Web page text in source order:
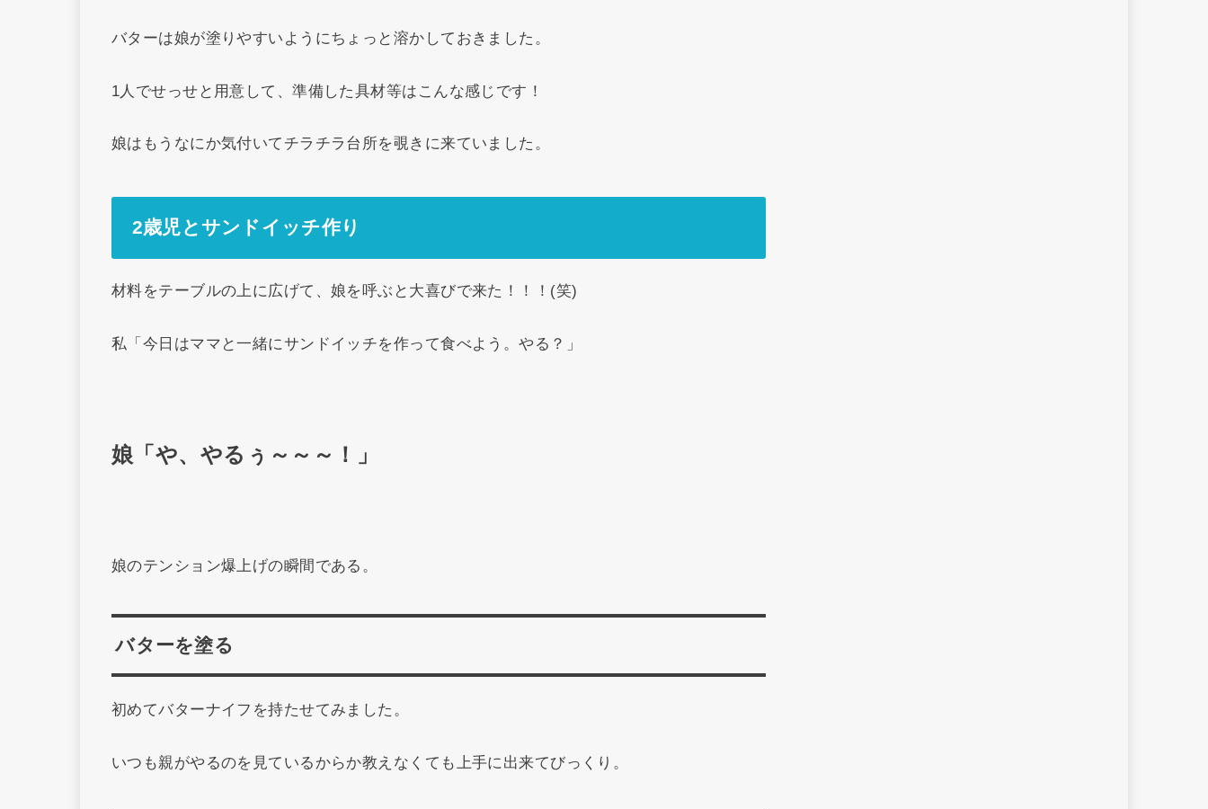
バターは娘が塗りやすいようにちょっと溶かしておきました。
1人でせっせと用意して、準備した具材等はこんな感じです！
娘はもうなにか気付いてチラチラ台所を覗きに来ていました。
2歳児とサンドイッチ作り
材料をテーブルの上に広げて、娘を呼ぶと大喜びで来た！！！(笑)
私「今日はママと一緒にサンドイッチを作って食べよう。やる？」
娘「や、やるぅ～～～！」
娘のテンション爆上げの瞬間である。
バターを塗る
初めてバターナイフを持たせてみました。
いつも親がやるのを見ているからか教えなくても上手に出来てびっくり。